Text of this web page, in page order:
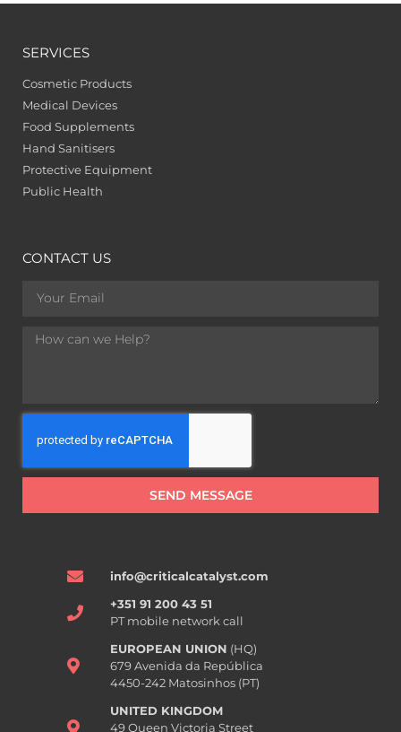
SERVICES
Cosmetic Products
Medical Devices
Food Supplements
Hand Sanitisers
Protective Equipment
Public Health
CONTACT US
SEND MESSAGE
info@criticalcatalyst.com
+351 91 200 43 51
PT mobile network call
EUROPEAN UNION (HQ)
679 Avenida da República
4450-242 Matosinhos (PT)
UNITED KINGDOM
49 Queen Victoria Street